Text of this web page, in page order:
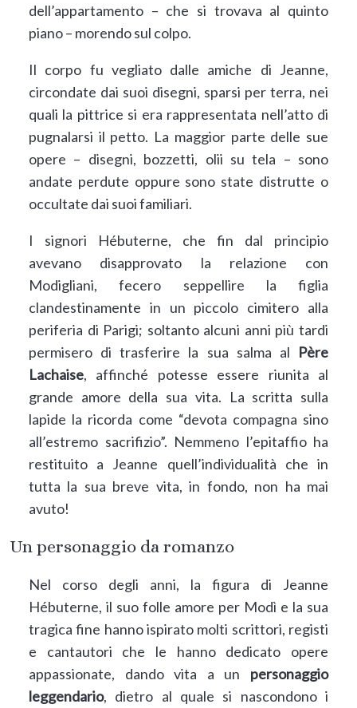
dell’appartamento – che si trovava al quinto
piano – morendo sul colpo.
Il corpo fu vegliato dalle amiche di Jeanne,
circondate dai suoi disegni, sparsi per terra, nei
quali la pittrice si era rappresentata nell’atto di
pugnalarsi il petto. La maggior parte delle sue
opere – disegni, bozzetti, olii su tela – sono
andate perdute oppure sono state distrutte o
occultate dai suoi familiari.
I signori Hébuterne, che fin dal principio
avevano disapprovato la relazione con
Modigliani, fecero seppellire la figlia
clandestinamente in un piccolo cimitero alla
periferia di Parigi; soltanto alcuni anni più tardi
permisero di trasferire la sua salma al Père
Lachaise, affinché potesse essere riunita al
grande amore della sua vita. La scritta sulla
lapide la ricorda come “devota compagna sino
all’estremo sacrifizio”. Nemmeno l’epitaffio ha
restituito a Jeanne quell’individualità che in
tutta la sua breve vita, in fondo, non ha mai
avuto!
Un personaggio da romanzo
Nel corso degli anni, la figura di Jeanne
Hébuterne, il suo folle amore per Modì e la sua
tragica fine hanno ispirato molti scrittori, registi
e cantautori che le hanno dedicato opere
appassionate, dando vita a un personaggio
leggendario, dietro al quale si nascondono i